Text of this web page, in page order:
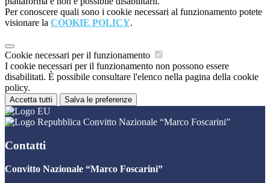
Per conoscere quali sono i cookie necessari al funzionamento potete
visionare la COOKIE POLICY.
Cookie necessari per il funzionamento
I cookie necessari per il funzionamento non possono essere
disabilitati. È possibile consultare l'elenco nella pagina della cookie
policy.
Accetta tutti Salva le preferenze
Convitto Nazionale “Marco Foscarini”
Contatti
Convitto Nazionale “Marco Foscarini”